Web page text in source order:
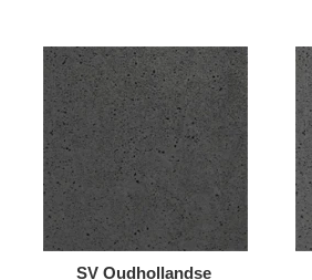
SV Oudhollandse